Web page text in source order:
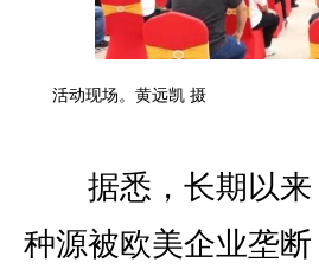
活动现场。黄远凯 摄
据悉，长期以来
种源被欧美企业垄